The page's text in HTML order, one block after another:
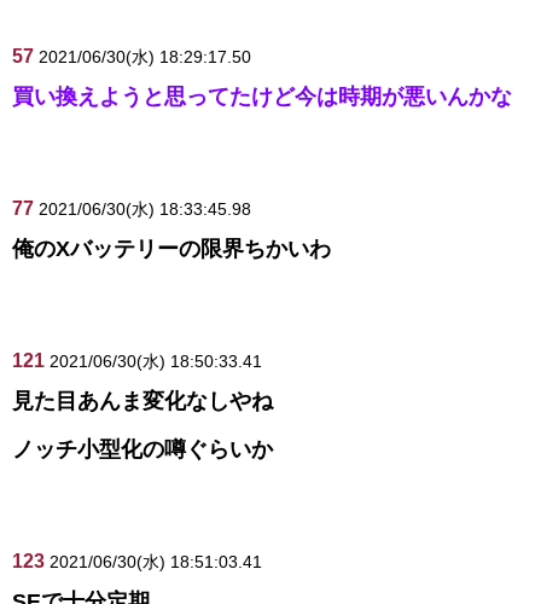
57 2021/06/30(水) 18:29:17.50
買い換えようと思ってたけど今は時期が悪いんかな
77 2021/06/30(水) 18:33:45.98
俺のXバッテリーの限界ちかいわ
121 2021/06/30(水) 18:50:33.41
見た目あんま変化なしやね
ノッチ小型化の噂ぐらいか
123 2021/06/30(水) 18:51:03.41